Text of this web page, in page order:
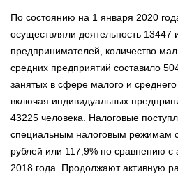
По состоянию на 1 января 2020
осуществляли деятельность 13447
предпринимателей, количество
средних предприятий составило
занятых в сфере малого и
включая индивидуальных
43225 человека. Налоговые
специальным налоговым режимам
рублей или 117,9% по сравнению
2018 года. Продолжают активную